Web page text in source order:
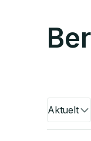
Aktuelt